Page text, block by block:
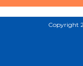
Copyright